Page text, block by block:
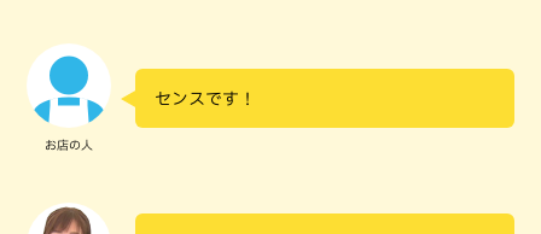
お店の人
センスです！